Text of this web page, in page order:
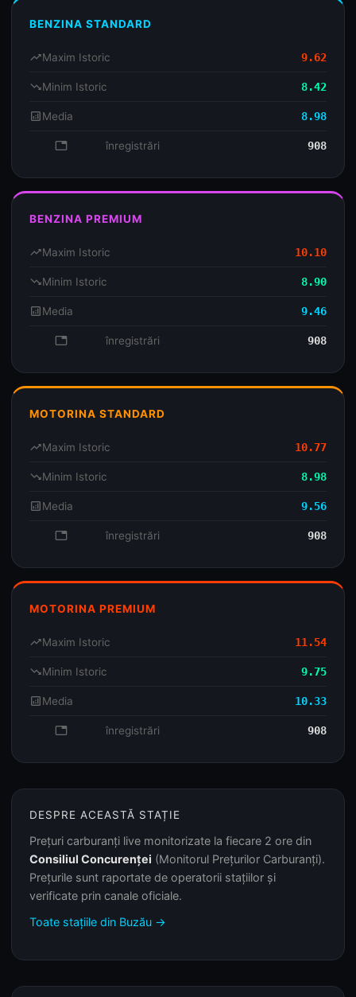
BENZINA STANDARD
trending_upMaxim Istoric 9.62
trending_downMinim Istoric 8.42
analyticsMedia 8.98
database înregistrări 908
BENZINA PREMIUM
trending_upMaxim Istoric 10.10
trending_downMinim Istoric 8.90
analyticsMedia 9.46
database înregistrări 908
MOTORINA STANDARD
trending_upMaxim Istoric 10.77
trending_downMinim Istoric 8.98
analyticsMedia 9.56
database înregistrări 908
MOTORINA PREMIUM
trending_upMaxim Istoric 11.54
trending_downMinim Istoric 9.75
analyticsMedia 10.33
database înregistrări 908
DESPRE ACEASTĂ STAȚIE
Prețuri carburanți live monitorizate la fiecare 2 ore din
Consiliul Concurenței (Monitorul Prețurilor Carburanți).
Prețurile sunt raportate de operatorii stațiilor și
verificate prin canale oficiale.
Toate stațiile din Buzău →